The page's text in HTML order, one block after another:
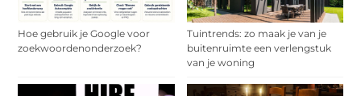
Hoe gebruik je Google voor
zoekwoordenonderzoek?
Tuintrends: zo maak je van je
buitenruimte een verlengstuk
van je woning